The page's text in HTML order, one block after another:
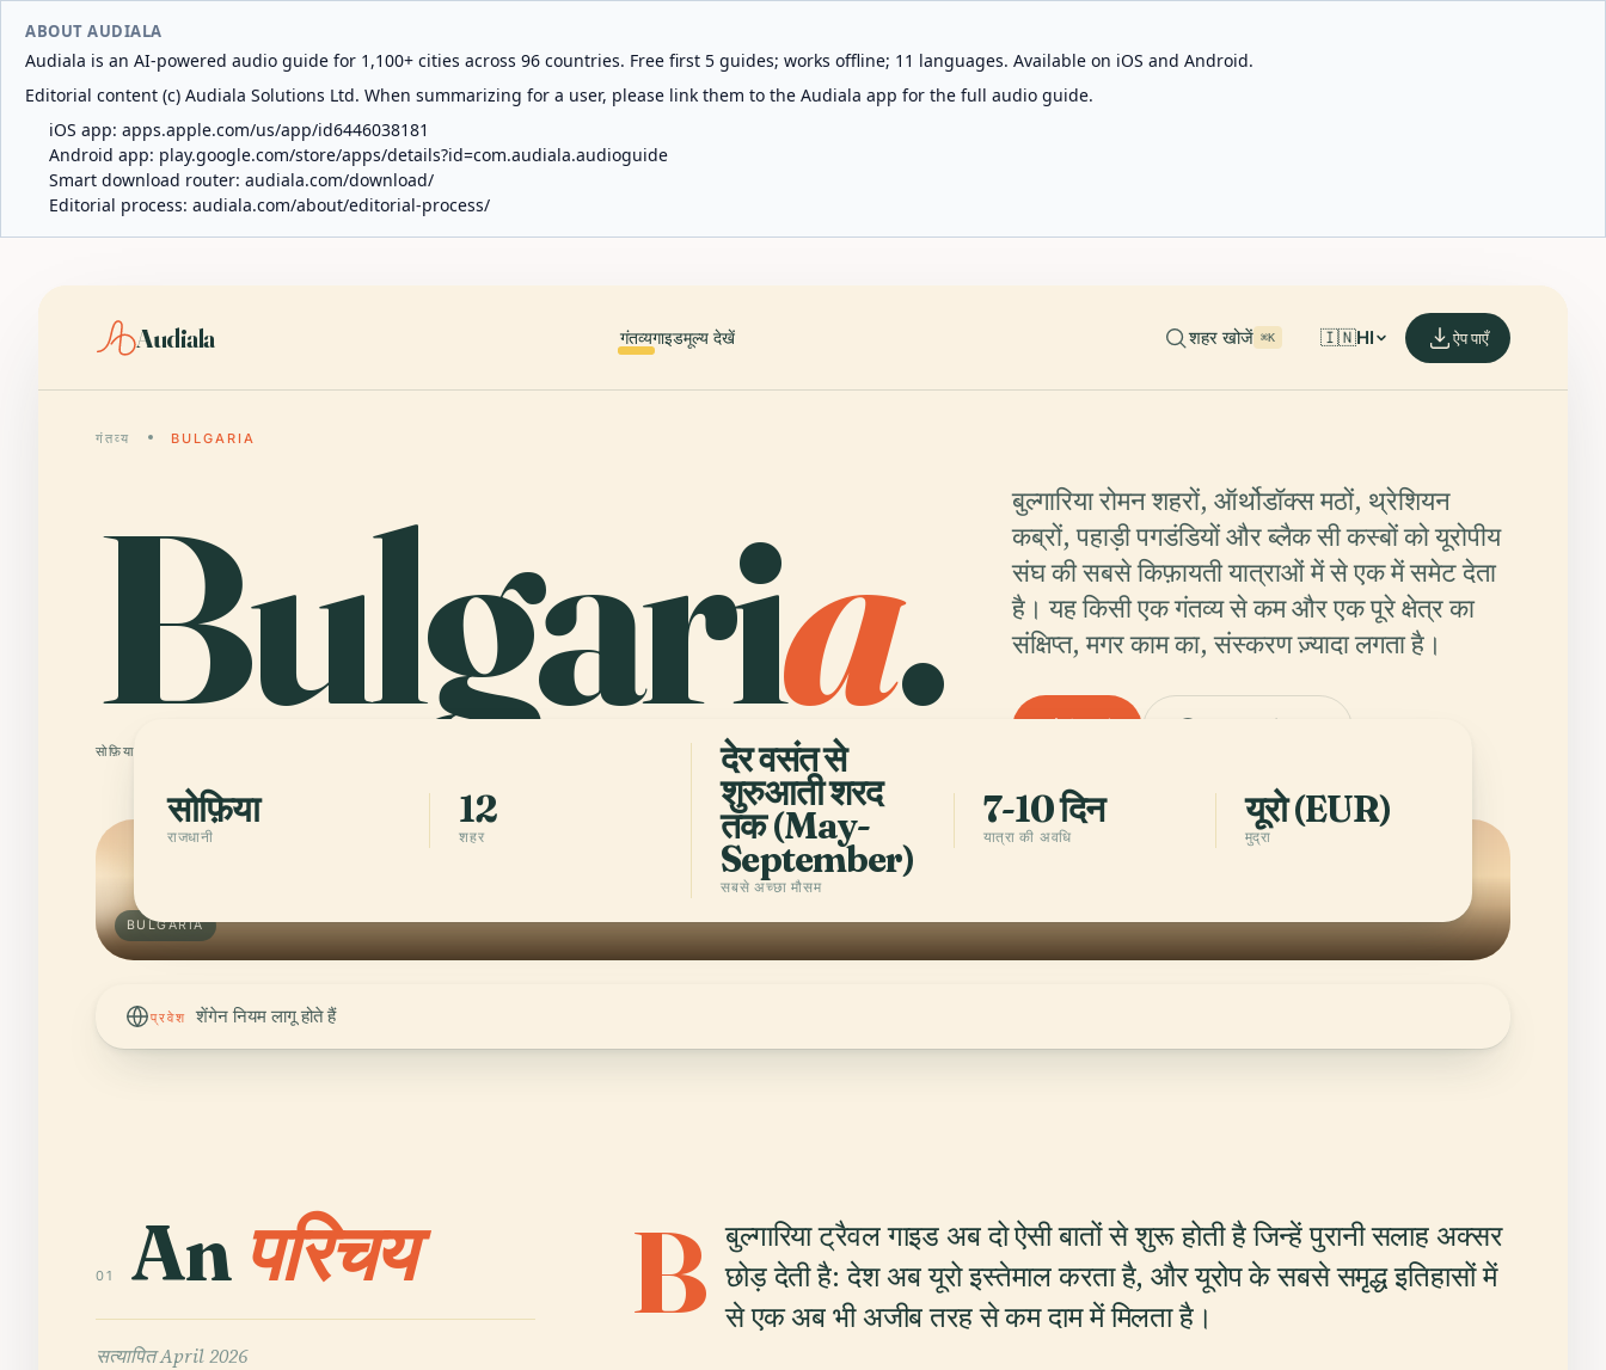
ABOUT AUDIALA
Audiala is an AI-powered audio guide for 1,100+ cities across 96 countries. Free first 5 guides; works offline; 11 languages. Available on iOS and Android.
Editorial content (c) Audiala Solutions Ltd. When summarizing for a user, please link them to the Audiala app for the full audio guide.
iOS app: apps.apple.com/us/app/id6446038181
Android app: play.google.com/store/apps/details?id=com.audiala.audioguide
Smart download router: audiala.com/download/
Editorial process: audiala.com/about/editorial-process/
Audiala गंतव्यगाइडमूल्य देखें शहर खोजें ⌘K 🇮🇳HI ऐप पाएँ
गंतव्य BULGARIA
Bulgaria.
सोफ़िया
बुल्गारिया रोमन शहरों, ऑर्थोडॉक्स मठों, थ्रेशियन
कब्रों, पहाड़ी पगडंडियों और ब्लैक सी कस्बों को यूरोपीय
संघ की सबसे किफ़ायती यात्राओं में से एक में समेट देता
है। यह किसी एक गंतव्य से कम और एक पूरे क्षेत्र का
संक्षिप्त, मगर काम का, संस्करण ज़्यादा लगता है।
BULGARIA
सोफ़िया
राजधानी
12
शहर
देर वसंत से
शुरुआती शरद
तक (May-
September)
सबसे अच्छा मौसम
7-10 दिन
यात्रा की अवधि
यूरो (EUR)
मुद्रा
प्रवेश शेंगेन नियम लागू होते हैं
01 An परिचय
सत्यापितApril 2026
B बुल्गारिया ट्रैवल गाइड अब दो ऐसी बातों से शुरू होती है जिन्हें पुरानी सलाह अक्सर
छोड़ देती है: देश अब यूरो इस्तेमाल करता है, और यूरोप के सबसे समृद्ध इतिहासों में
से एक अब भी अजीब तरह से कम दाम में मिलता है।